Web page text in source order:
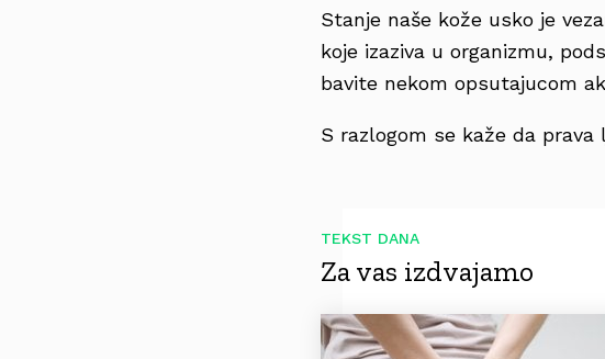
Stanje naše kože usko je
koje izaziva u organizmu,
bavite nekom opsutajucom
S razlogom se kaže da
TEKST DANA
Za vas izdvajamo